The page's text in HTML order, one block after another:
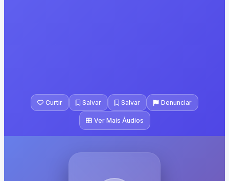
Curtir Salvar Salvar Denunciar
Ver Mais Áudios